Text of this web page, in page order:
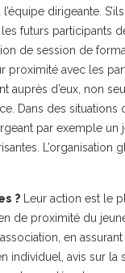
dirigeante.
futurs participants
de session de
proximité avec les
auprès d’eux, non
Dans des
par exemple
? Leur action est le
de proximité du
en
individuel, avis sur la